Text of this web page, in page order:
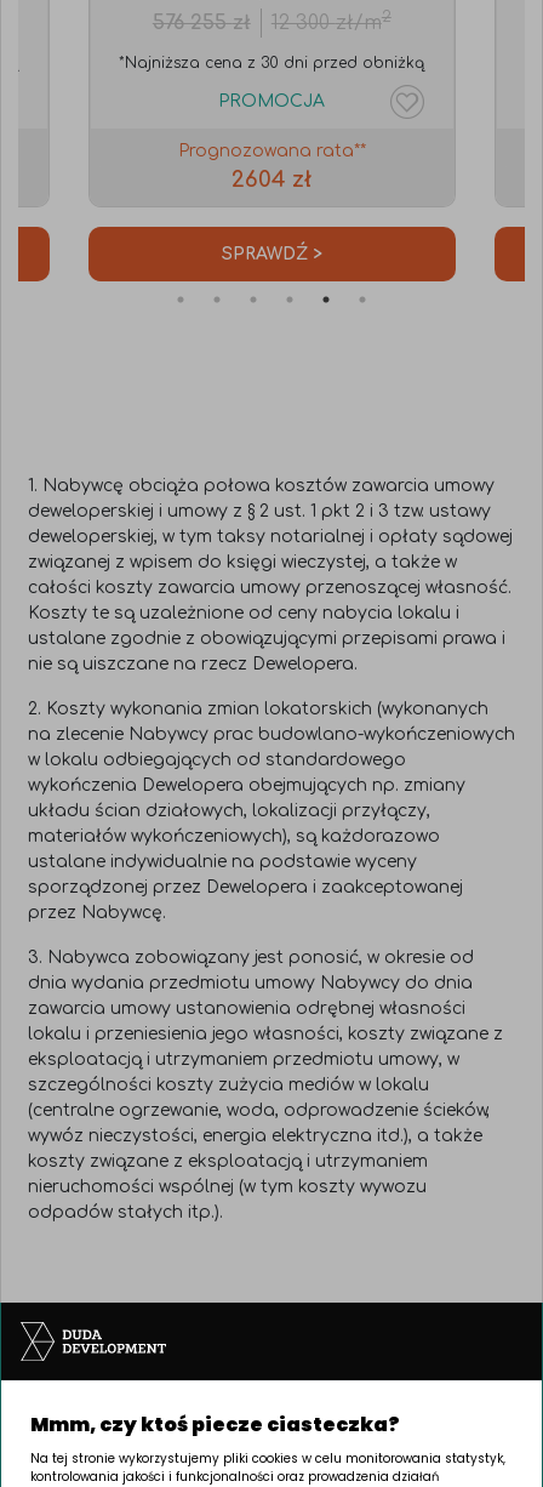
Mmm, czy ktoś piecze ciasteczka?
Na tej stronie wykorzystujemy pliki cookies w celu monitorowania statystyk,
kontrolowania jakości i funkcjonalności oraz prowadzenia działań
576 255zł 12 300zł/m2
*Najniższa cena z 30 dni przed obniżką
PROMOCJA
Prognozowana rata**
2604 zł
SPRAWDŹ >
1. Nabywcę obciąża połowa kosztów zawarcia umowy
deweloperskiej i umowy z § 2 ust. 1 pkt 2 i 3 tzw. ustawy
deweloperskiej, w tym taksy notarialnej i opłaty sądowej
związanej z wpisem do księgi wieczystej, a także w
całości koszty zawarcia umowy przenoszącej własność.
Koszty te są uzależnione od ceny nabycia lokalu i
ustalane zgodnie z obowiązującymi przepisami prawa i
nie są uiszczane na rzecz Dewelopera.
2. Koszty wykonania zmian lokatorskich (wykonanych
na zlecenie Nabywcy prac budowlano-wykończeniowych
w lokalu odbiegających od standardowego
wykończenia Dewelopera obejmujących np. zmiany
układu ścian działowych, lokalizacji przyłączy,
materiałów wykończeniowych), są każdorazowo
ustalane indywidualnie na podstawie wyceny
sporządzonej przez Dewelopera i zaakceptowanej
przez Nabywcę.
3. Nabywca zobowiązany jest ponosić, w okresie od
dnia wydania przedmiotu umowy Nabywcy do dnia
zawarcia umowy ustanowienia odrębnej własności
lokalu i przeniesienia jego własności, koszty związane z
eksploatacją i utrzymaniem przedmiotu umowy, w
szczególności koszty zużycia mediów w lokalu
(centralne ogrzewanie, woda, odprowadzenie ścieków,
wywóz nieczystości, energia elektryczna itd.), a także
koszty związane z eksploatacją i utrzymaniem
nieruchomości wspólnej (w tym koszty wywozu
odpadów stałych itp.).